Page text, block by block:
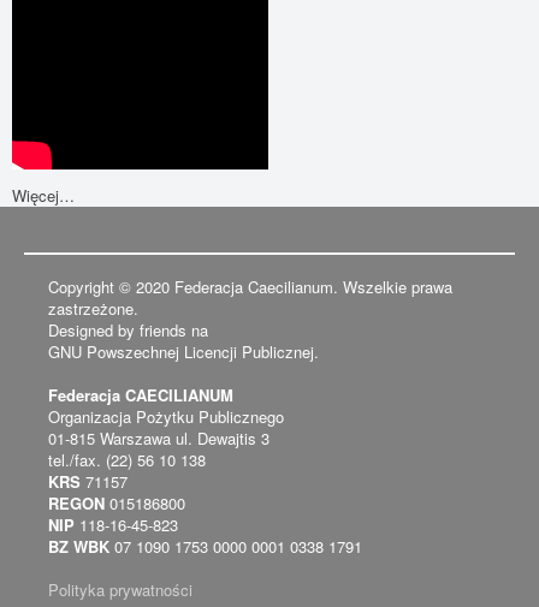
Więcej…
Copyright © 2020 Federacja Caecilianum. Wszelkie prawa
zastrzeżone.
Designed by friends na
GNU Powszechnej Licencji Publicznej.
Federacja CAECILIANUM
Organizacja Pożytku Publicznego
01-815 Warszawa ul. Dewajtis 3
tel./fax. (22) 56 10 138
KRS 71157
REGON 015186800
NIP 118-16-45-823
BZ WBK 07 1090 1753 0000 0001 0338 1791
Polityka prywatności